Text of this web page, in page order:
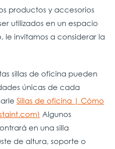
productos y accesorios
utilizados en un espacio
le invitamos a considerar la
sillas de oficina pueden
únicas de cada
Sillas de oficina | Cómo
Algunos
en una silla
de altura, soporte o